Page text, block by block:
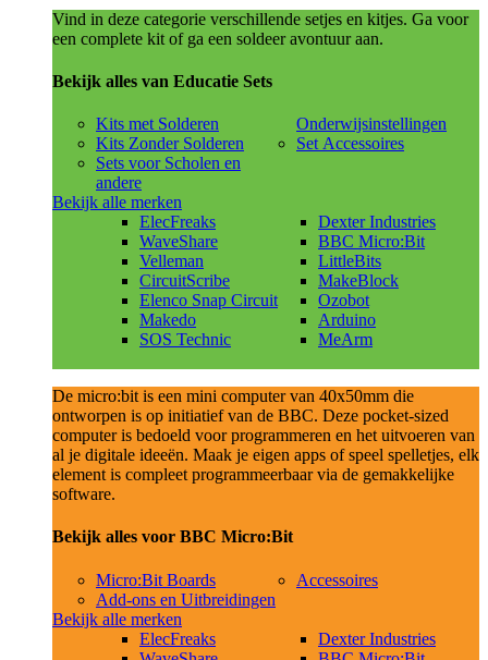
Vind in deze categorie verschillende setjes en kitjes. Ga voor
een complete kit of ga een soldeer avontuur aan.
Bekijk alles van Educatie Sets
Kits met Solderen
Kits Zonder Solderen
Sets voor Scholen en
andere
Onderwijsinstellingen
Set Accessoires
Bekijk alle merken
ElecFreaks
WaveShare
Velleman
CircuitScribe
Elenco Snap Circuit
Makedo
SOS Technic
Dexter Industries
BBC Micro:Bit
LittleBits
MakeBlock
Ozobot
Arduino
MeArm
De micro:bit is een mini computer van 40x50mm die
ontworpen is op initiatief van de BBC. Deze pocket-sized
computer is bedoeld voor programmeren en het uitvoeren van
al je digitale ideeën. Maak je eigen apps of speel spelletjes, elk
element is compleet programmeerbaar via de gemakkelijke
software.
Bekijk alles voor BBC Micro:Bit
Micro:Bit Boards
Add-ons en Uitbreidingen
Accessoires
Bekijk alle merken
ElecFreaks
Dexter Industries